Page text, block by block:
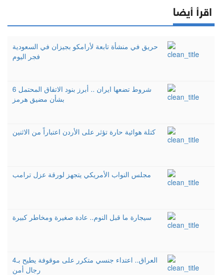
اقرأ أيضا
حريق في منشأة تابعة لأرامكو بجيزان في السعودية
فجر اليوم
6 شروط تضعها ايران .. أبرز بنود الاتفاق المحتمل
بشأن مضيق هرمز
كتلة هوائية حارة تؤثر على الأردن اعتباراً من الاثنين
مجلس النواب الأمريكي يتجهز لورقة عزل ترامب
سيجارة ما قبل النوم.. عادة صغيرة ومخاطر كبيرة
العراق.. اعتداء جنسي متكرر على موقوفة يطيح بـ4
رجال أمن